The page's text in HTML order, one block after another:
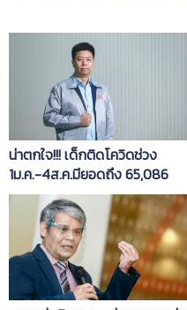
น่าตกใจ!!! เด็กติดโควิดช่วง
1ม.ค.-4ส.ค.มียอดถึง 65,086
ราย '3องค์กร-ยูนิเซฟ' ต้องจับ
มือเปิดศูนย์ช่วยเหลือ